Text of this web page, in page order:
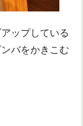
ップしている
バをかきこむ